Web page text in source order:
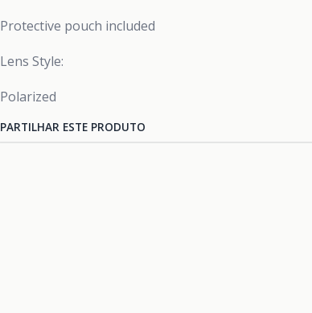
Protective pouch included
Lens Style:
Polarized
PARTILHAR ESTE PRODUTO